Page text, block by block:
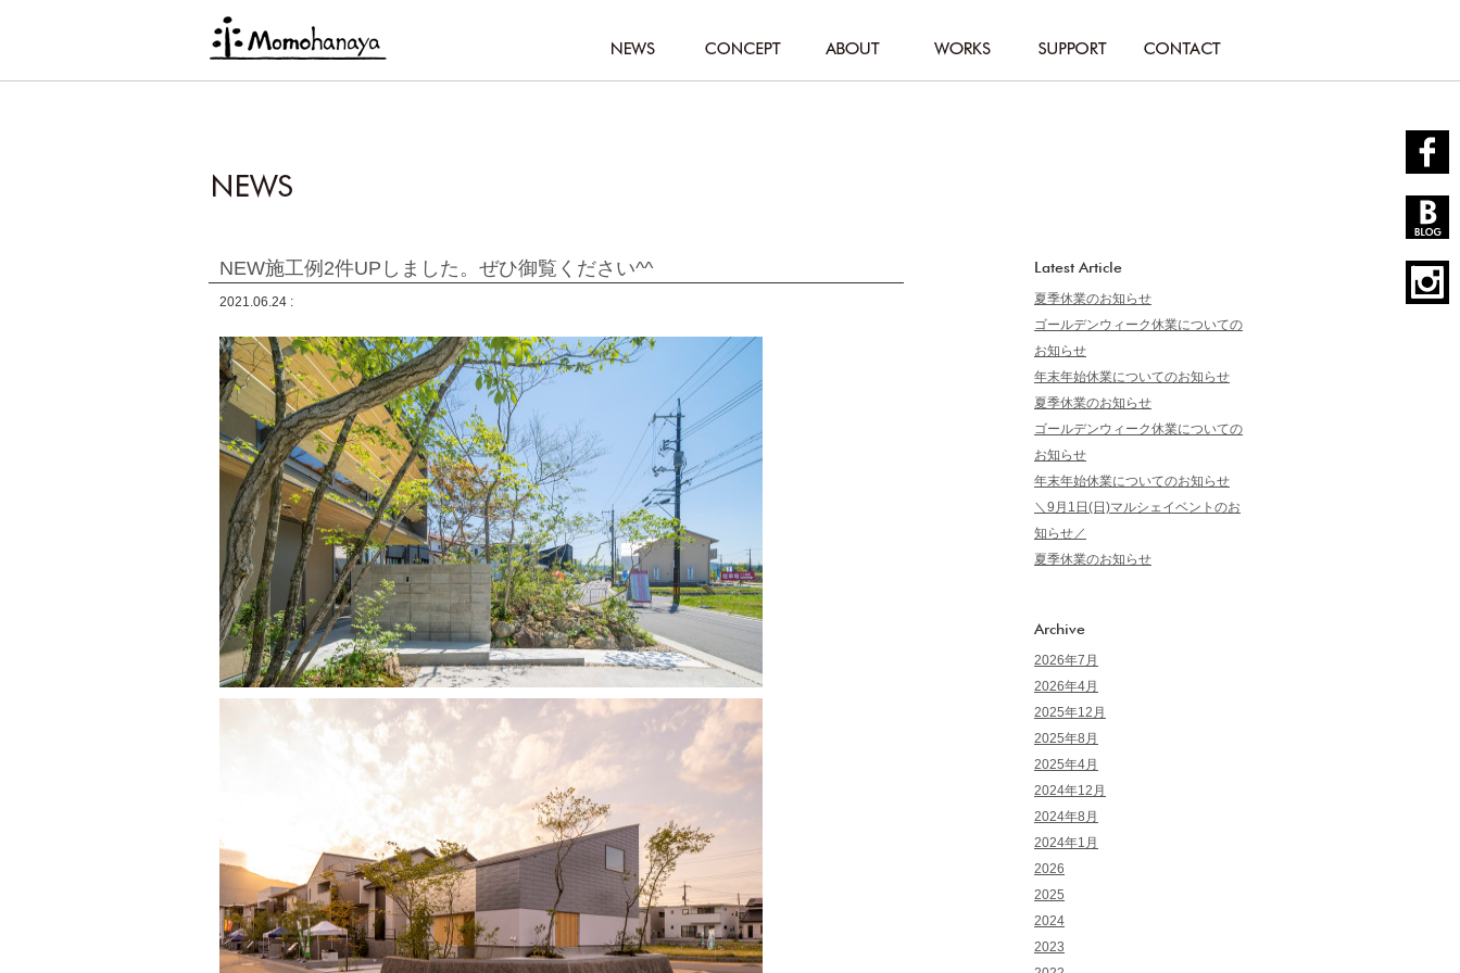
NEW施工例2件UPしました。ぜひ御覧ください^^
2021.06.24 :
Latest Article
夏季休業のお知らせ
ゴールデンウィーク休業についての
お知らせ
年末年始休業についてのお知らせ
夏季休業のお知らせ
ゴールデンウィーク休業についての
お知らせ
年末年始休業についてのお知らせ
＼9月1日(日)マルシェイベントのお
知らせ／
夏季休業のお知らせ
Archive
2026年7月
2026年4月
2025年12月
2025年8月
2025年4月
2024年12月
2024年8月
2024年1月
2026
2025
2024
2023